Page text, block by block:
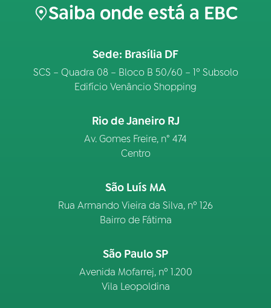
Saiba onde está a EBC
Sede: Brasília DF
SCS – Quadra 08 – Bloco B 50/60 – 1º Subsolo
Edifício Venâncio Shopping
Rio de Janeiro RJ
Av. Gomes Freire, n° 474
Centro
São Luís MA
Rua Armando Vieira da Silva, nº 126
Bairro de Fátima
São Paulo SP
Avenida Mofarrej, nº 1.200
Vila Leopoldina